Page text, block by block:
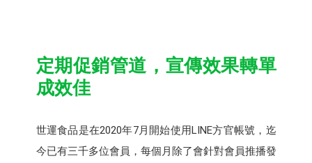
定期促銷管道，宣傳效果轉單
成效佳
世運食品是在2020年7月開始使用LINE方官帳號，迄
今已有三千多位會員，每個月除了會針對會員推播發